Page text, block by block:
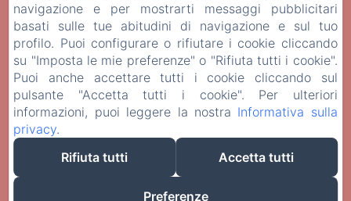
Camere
Servizi
Contatti
FR
navigazione e per mostrarti messaggi pubblicitari
basati sulle tue abitudini di navigazione e sul tuo
profilo. Puoi configurare o rifiutare i cookie cliccando
su "Imposta le mie preferenze" o "Rifiuta tutti i cookie".
Puoi anche accettare tutti i cookie cliccando sul
pulsante "Accetta tutti i cookie". Per ulteriori
informazioni, puoi leggere la nostra Informativa sulla
privacy.
Rifiuta tutti
Accetta tutti
Preferenze